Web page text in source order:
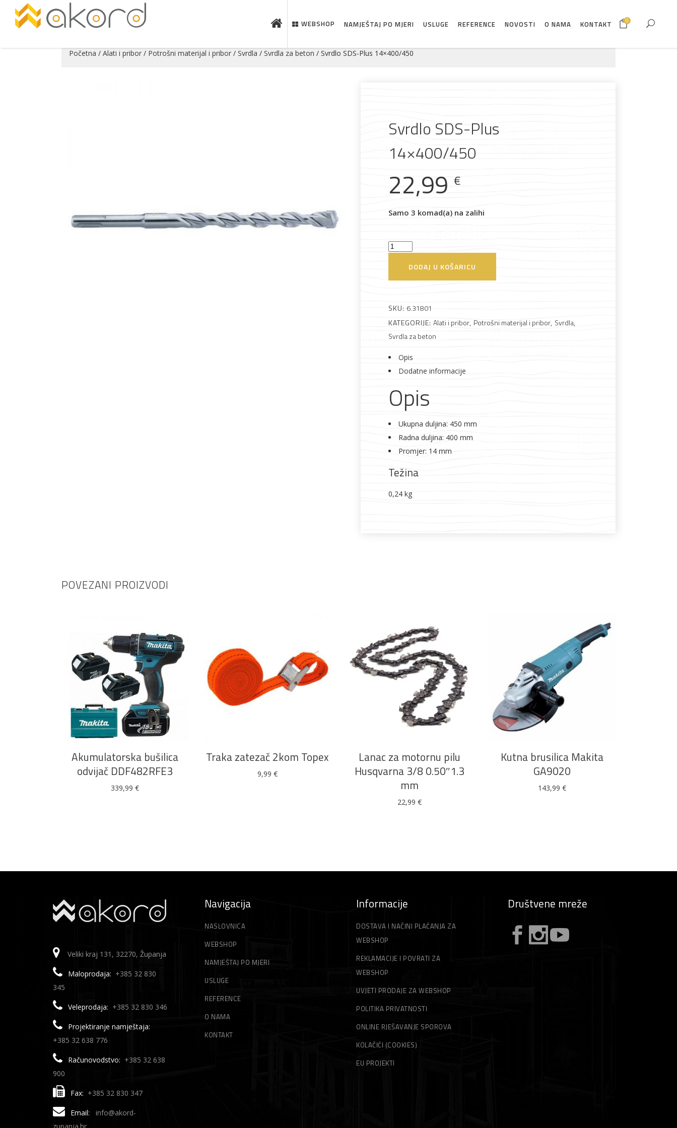
Pogledajte što je novo u ponudi
WEBSHOP NAMJEŠTAJ PO MJERI USLUGE REFERENCE NOVOSTI O NAMA KONTAKT 0
Početna / Alati i pribor / Potrošni materijal i pribor / Svrdla / Svrdla za beton / Svrdlo SDS-Plus 14×400/450
Svrdlo SDS-Plus
14×400/450
22,99 €
Samo 3 komad(a) na zalihi
Svrdlo
DODAJ U KOŠARICU
SKU: 6.31801
KATEGORIJE: Alati i pribor, Potrošni materijal i pribor, Svrdla,
Svrdla za beton
Opis
Dodatne informacije
Opis
Ukupna duljina: 450 mm
Radna duljina: 400 mm
Promjer: 14 mm
Težina
0,24 kg
POVEZANI PROIZVODI
DODAJ U KOŠARICU
Akumulatorska bušilica
odvijač DDF482RFE3
339,99€
Traka zatezač 2kom Topex
9,99 €
DODAJ U KOŠARICU
Lanac za motornu pilu
Husqvarna 3/8 0.50″1.3
mm
22,99€
DODAJ U KOŠARICU
Kutna brusilica Makita
GA9020
143,99 €
Veliki kraj 131, 32270, Županja
Maloprodaja: +385 32 830
345
Veleprodaja: +385 32 830 346
Projektiranje namještaja:
+385 32 638 776
Računovodstvo: +385 32 638
900
Fax: +385 32 830 347
Email:
info@akord-
zupanja.hr
Navigacija
NASLOVNICA
WEBSHOP
NAMJEŠTAJ PO MJERI
USLUGE
REFERENCE
O NAMA
KONTAKT
Informacije
DOSTAVA I NAČINI PLAĆANJA ZA
WEBSHOP
REKLAMACIJE I POVRATI ZA
WEBSHOP
UVJETI PRODAJE ZA WEBSHOP
POLITIKA PRIVATNOSTI
ONLINE RJEŠAVANJE SPOROVA
KOLAČIĆI (COOKIES)
EU PROJEKTI
Društvene mreže